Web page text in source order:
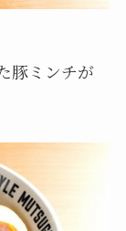
豚ミンチが